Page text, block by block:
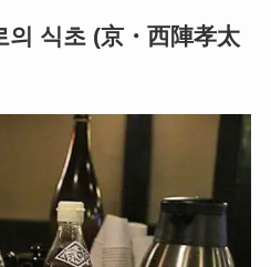
의 식초 (京・西陣孝太